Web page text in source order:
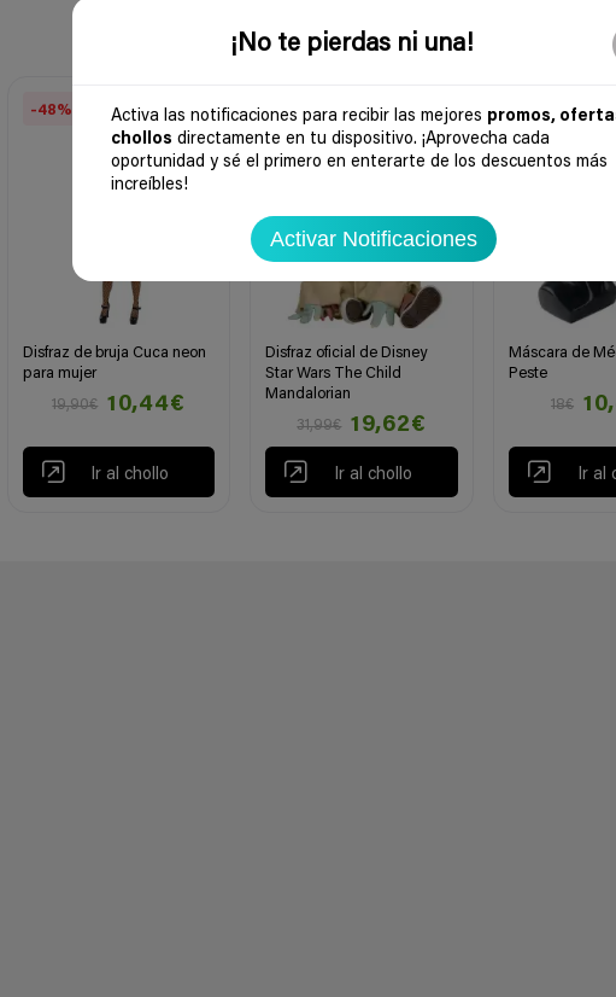
¡No te pierdas ni una!
Activa las notificaciones para recibir las mejores promos,
chollos directamente en tu dispositivo. ¡Aprovecha cada
oportunidad y sé el primero en enterarte de los descuentos más
increíbles!
Activar Notificaciones
-48%
Disfraz de bruja Cuca neon
para mujer
19,90€
10,44€
Ir al chollo
-39%
Disfraz oficial de Disney
Star Wars The Child
Mandalorian
31,99€
19,62€
Ir al chollo
-42%
Máscara de
Peste
18€
Ir al